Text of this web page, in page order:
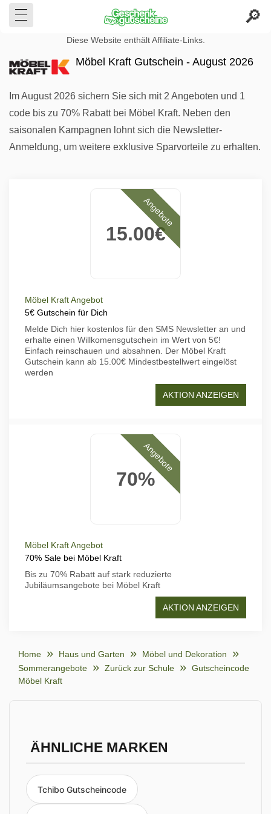
Diese Website enthält Affiliate-Links.
Möbel Kraft Gutschein - August 2026
Im August 2026 sichern Sie sich mit 2 Angeboten und 1
code bis zu 70% Rabatt bei Möbel Kraft. Neben den
saisonalen Kampagnen lohnt sich die Newsletter-
Anmeldung, um weitere exklusive Sparvorteile zu erhalten.
15.00€
Angebote
Möbel Kraft Angebot
5€ Gutschein für Dich
Melde Dich hier kostenlos für den SMS Newsletter an und
erhalte einen Willkomensgutschein im Wert von 5€!
Einfach reinschauen und absahnen. Der Möbel Kraft
Gutschein kann ab 15.00€ Mindestbestellwert eingelöst
werden
AKTION ANZEIGEN
70%
Angebote
Möbel Kraft Angebot
70% Sale bei Möbel Kraft
Bis zu 70% Rabatt auf stark reduzierte
Jubiläumsangebote bei Möbel Kraft
AKTION ANZEIGEN
Home Haus und Garten
Möbel und Dekoration
Sommerangebote
Zurück zur Schule
Gutscheincode
Möbel Kraft
ÄHNLICHE MARKEN
Tchibo Gutscheincode